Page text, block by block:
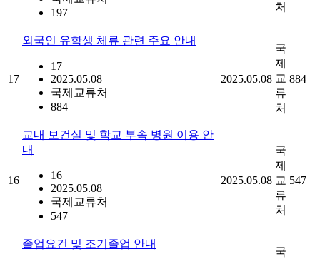
197
처
17
외국인 유학생 체류 관련 주요 안내
17
2025.05.08
국제교류처
884
2025.05.08
국
제
교
류
처
884
16
교내 보건실 및 학교 부속 병원 이용 안
내
16
2025.05.08
국제교류처
547
2025.05.08
국
제
교
류
처
547
졸업요건 및 조기졸업 안내
국